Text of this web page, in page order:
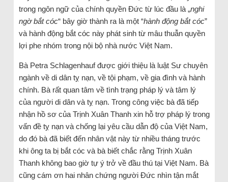
trong ngôn ngữ của chính quyền Đức từ lúc đầu là „nghi
ngờ bắt cóc“ bây giờ thành ra là một “hành động bắt cóc”
và hành động bắt cóc này phát sinh từ mâu thuẫn quyền
lợi phe nhóm trong nội bộ nhà nước Việt Nam.
Bà Petra Schlagenhauf được giới thiệu là luật Sư chuyên
ngành về di dân tỵ nạn, về tội phạm, về gia đình và hành
chính. Bà rất quan tâm về tình trạng pháp lý và tâm lý
của người di dân và tỵ nạn. Trong công việc bà đã tiếp
nhận hồ sơ của Trịnh Xuân Thanh xin hỗ trợ pháp lý trong
vấn đề tỵ nạn và chống lại yêu cầu dẫn độ của Việt Nam,
do đó bà đã biết đến nhân vật này từ nhiều tháng trước
khi ông ta bị bắt cóc và bà biết chắc rằng Trịnh Xuân
Thanh không bao giờ tự ý trở về đầu thú tại Việt Nam. Bà
cũng cám ơn hai nhân chứng người Đức nhìn tận mắt